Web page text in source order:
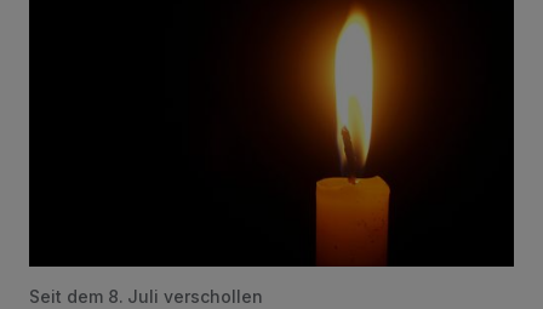
Seit dem 8. Juli verschollen